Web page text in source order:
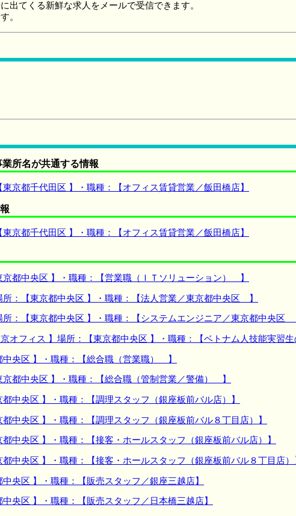
出てくる新鮮な求人をメールで受信できます。
。
所名が共通する情報
都千代田区 】・職種：【オフィス賃貸営業／飯田橋店】
都千代田区 】・職種：【オフィス賃貸営業／飯田橋店】
都中央区 】・職種：【営業職（ＩＴソリューション） 】
：【東京都中央区 】・職種：【法人営業／東京都中央区 】
：【東京都中央区 】・職種：【システムエンジニア／東京都中央
フィス 】場所：【東京都中央区 】・職種：【ベトナム人技能実習
央区 】・職種：【総合職（営業職） 】
都中央区 】・職種：【総合職（管制営業／警備） 】
中央区 】・職種：【調理スタッフ（銀座板前バル店）】
中央区 】・職種：【調理スタッフ（銀座板前バル８丁目店）】
中央区 】・職種：【接客・ホールスタッフ（銀座板前バル店）】
中央区 】・職種：【接客・ホールスタッフ（銀座板前バル８丁目店）
央区 】・職種：【販売スタッフ／銀座三越店】
央区 】・職種：【販売スタッフ／日本橋三越店】